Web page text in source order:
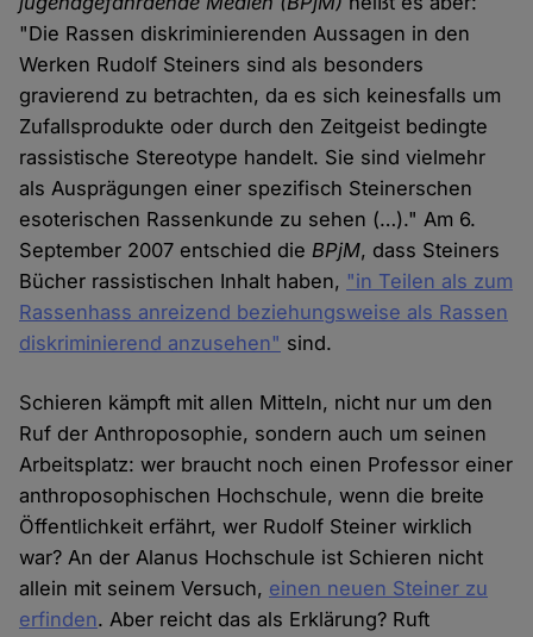
"Die Rassen diskriminierenden Aussagen in den
Werken Rudolf Steiners sind als besonders
gravierend zu betrachten, da es sich keinesfalls um
Zufallsprodukte oder durch den Zeitgeist bedingte
rassistische Stereotype handelt. Sie sind vielmehr
als Ausprägungen einer spezifisch Steinerschen
esoterischen Rassenkunde zu sehen (…)." Am 6.
September 2007 entschied dieBPjM, dass Steiners
Bücher rassistischen Inhalt haben, "in Teilen als zum
Rassenhass anreizend beziehungsweise als Rassen
diskriminierend anzusehen" sind.
Schieren kämpft mit allen Mitteln, nicht nur um den
Ruf der Anthroposophie, sondern auch um seinen
Arbeitsplatz: wer braucht noch einen Professor einer
anthroposophischen Hochschule, wenn die breite
Öffentlichkeit erfährt, wer Rudolf Steiner wirklich
war? An der Alanus Hochschule ist Schieren nicht
allein mit seinem Versuch, einen neuen Steiner zu
erfinden. Aber reicht das als Erklärung? Ruft